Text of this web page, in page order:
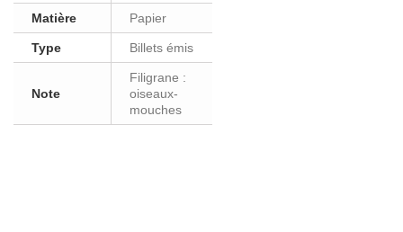
Matière Papier
Type Billets émis
Note
Filigrane :
oiseaux-
mouches